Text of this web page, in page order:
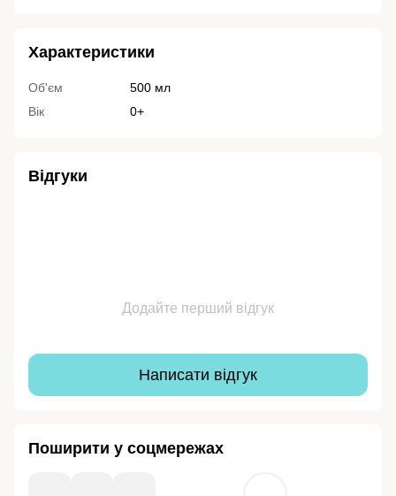
Характеристики
Об'єм
500 мл
Вік
0+
Відгуки
Додайте перший відгук
Написати відгук
Поширити у соцмережах